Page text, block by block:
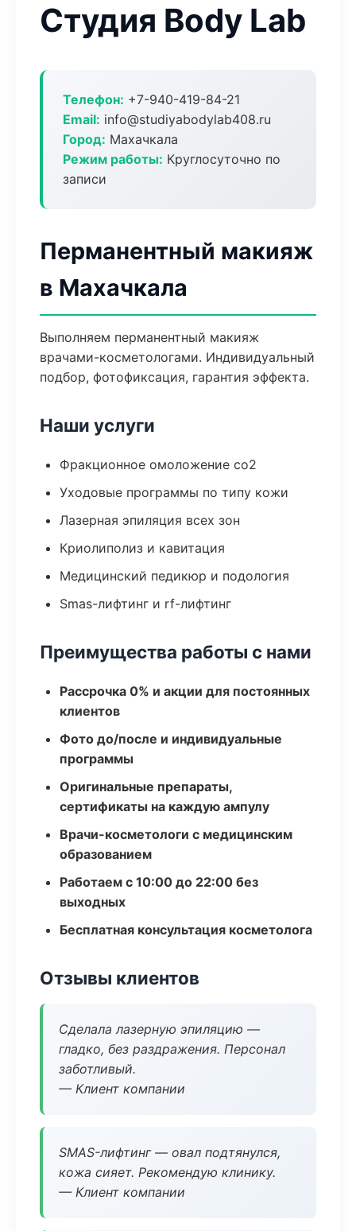
Студия Body Lab
Телефон: +7-940-419-84-21
Email: info@studiyabodylab408.ru
Город: Махачкала
Режим работы: Круглосуточно по
записи
Перманентный макияж
в Махачкала
Выполняем перманентный макияж
врачами-косметологами. Индивидуальный
подбор, фотофиксация, гарантия эффекта.
Наши услуги
Фракционное омоложение co2
Уходовые программы по типу кожи
Лазерная эпиляция всех зон
Криолиполиз и кавитация
Медицинский педикюр и подология
Smas-лифтинг и rf-лифтинг
Преимущества работы с нами
Рассрочка 0% и акции для постоянных
клиентов
Фото до/после и индивидуальные
программы
Оригинальные препараты,
сертификаты на каждую ампулу
Врачи-косметологи с медицинским
образованием
Работаем с 10:00 до 22:00 без
выходных
Бесплатная консультация косметолога
Отзывы клиентов
Сделала лазерную эпиляцию —
гладко, без раздражения. Персонал
заботливый.
— Клиент компании
SMAS-лифтинг — овал подтянулся,
кожа сияет. Рекомендую клинику.
— Клиент компании